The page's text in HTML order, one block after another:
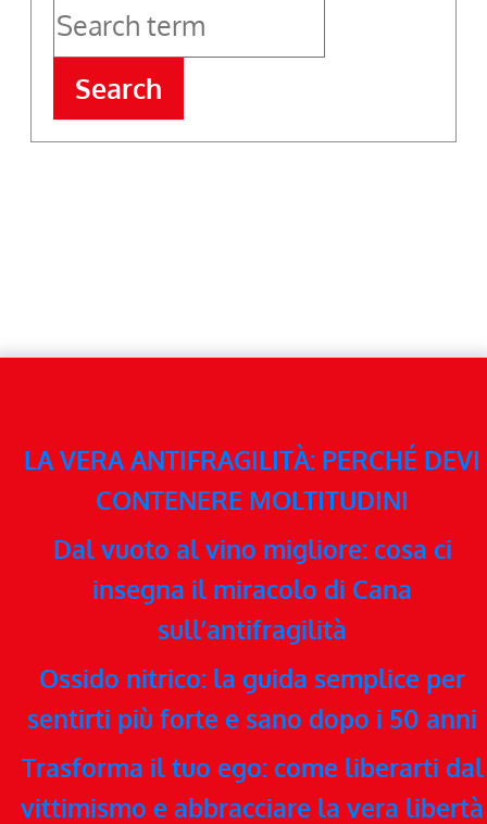
Search
LA VERA ANTIFRAGILITÀ: PERCHÉ DEVI
CONTENERE MOLTITUDINI
Dal vuoto al vino migliore: cosa ci
insegna il miracolo di Cana
sull’antifragilità
Ossido nitrico: la guida semplice per
sentirti più forte e sano dopo i 50 anni
Trasforma il tuo ego: come liberarti dal
vittimismo e abbracciare la vera libertà